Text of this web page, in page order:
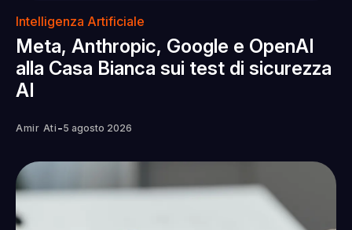
Intelligenza Artificiale
Meta, Anthropic, Google e OpenAI
alla Casa Bianca sui test di sicurezza
AI
Amir Ati -5 agosto 2026